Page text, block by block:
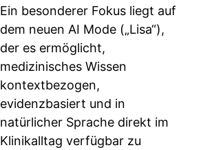
Ein besonderer Fokus liegt auf
dem neuen AI Mode („Lisa“),
der es ermöglicht,
medizinisches Wissen
kontextbezogen,
evidenzbasiert und in
natürlicher Sprache direkt im
Klinikalltag verfügbar zu